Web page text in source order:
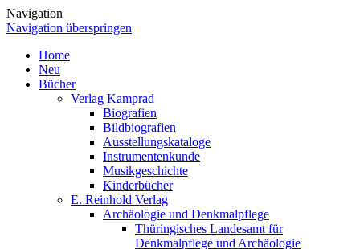
Navigation
Navigation überspringen
Home
Neu
Bücher
Verlag Kamprad
Biografien
Bildbiografien
Ausstellungskataloge
Instrumentenkunde
Musikgeschichte
Kinderbücher
E. Reinhold Verlag
Archäologie und Denkmalpflege
Thüringisches Landesamt für
Denkmalpflege und Archäologie